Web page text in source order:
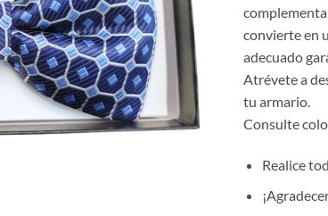
convierte en
adecuado
Atrévete a
tu armario.
Consulte
Realice